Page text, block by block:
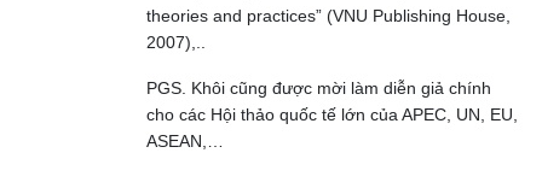
theories and practices” (VNU Publishing House,
2007),..
PGS. Khôi cũng được mời làm diễn giả chính
cho các Hội thảo quốc tế lớn của APEC, UN, EU,
ASEAN,…